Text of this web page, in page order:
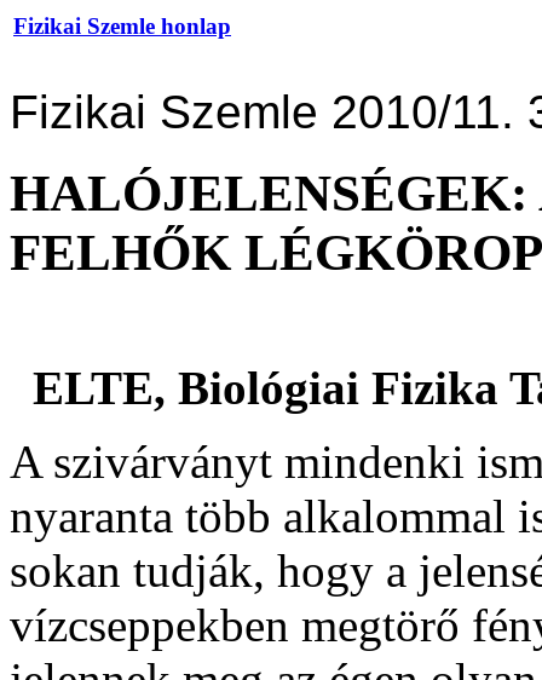
Fizikai Szemle honlap
Fizikai Szemle 2010/11.
FELHŐK
ELTE, Biológiai Fizika
A szivárványt mindenki
nyaranta több alkalommal
sokan tudják, hogy a
vízcseppekben megtörő